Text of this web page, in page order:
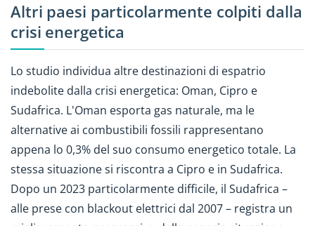
Altri paesi particolarmente colpiti dalla
crisi energetica
Lo studio individua altre destinazioni di espatrio
indebolite dalla crisi energetica: Oman, Cipro e
Sudafrica. L'Oman esporta gas naturale, ma le
alternative ai combustibili fossili rappresentano
appena lo 0,3% del suo consumo energetico totale. La
stessa situazione si riscontra a Cipro e in Sudafrica.
Dopo un 2023 particolarmente difficile, il Sudafrica –
alle prese con blackout elettrici dal 2007 – registra un